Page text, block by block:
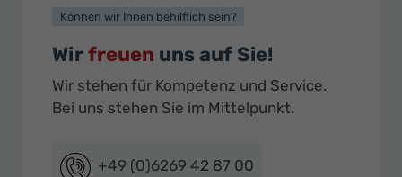
Können wir Ihnen behilflich sein?
Wirfreuen uns auf Sie!
Wir stehen für Kompetenz und Service.
Bei uns stehen Sie im Mittelpunkt.
+49 (0)6269 42 87 00